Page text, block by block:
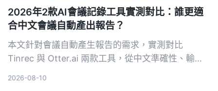
2026年2款AI會議記錄工具實測對比：誰更適
合中文會議自動產出報告？
本文針對會議自動產生報告的需求，實測對比
Tinrec 與 Otter.ai 兩款工具，從中文準確性、輸入
2026-08-10